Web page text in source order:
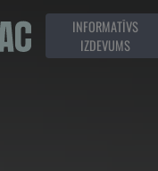
INFORMATĪVS
IZDEVUMS